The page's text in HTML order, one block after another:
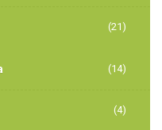
(21)
(14)
(4)